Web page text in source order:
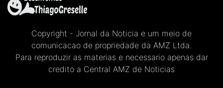
Copyright - Jornal da Noticia e um meio de
comunicacao de propriedade da AMZ Ltda.
Para reproduzir as materias e necessario apenas dar
credito a Central AMZ de Noticias